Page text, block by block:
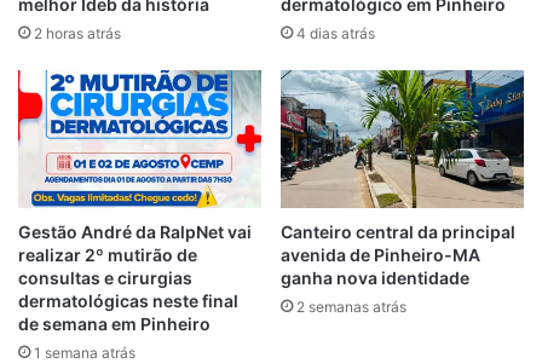
O ministro lembrou em sua decisão que
antidemocráticos, é reincidente na prática.
“O autor das condutas é reiterante na
prática criminosa, pois está sendo
investigado em inquérito policial nesta
CORTE, a pedido da PGR, por ter se
associado com o intuito de modificar o
regime vigente e o Estado de Direito,
através de estruturas e financiamentos
melhor Ideb da história
2 horas atrás
dermatológico em Pinheiro
4 dias atrás
Gestão André da RalpNet vai
realizar 2º mutirão de
consultas e cirurgias
dermatológicas neste final
de semana em Pinheiro
1 semana atrás
Canteiro central da principal
avenida de Pinheiro-MA
ganha nova identidade
2 semanas atrás